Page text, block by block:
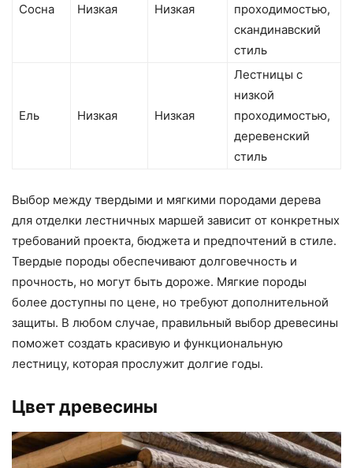
Сосна Низкая Низкая
проходимостью,
скандинавский
стиль
Ель Низкая Низкая
Лестницы с
низкой
проходимостью,
деревенский
стиль
Выбор между твердыми и мягкими породами дерева
для отделки лестничных маршей зависит от конкретных
требований проекта, бюджета и предпочтений в стиле.
Твердые породы обеспечивают долговечность и
прочность, но могут быть дороже. Мягкие породы
более доступны по цене, но требуют дополнительной
защиты. В любом случае, правильный выбор древесины
поможет создать красивую и функциональную
лестницу, которая прослужит долгие годы.
Цвет древесины